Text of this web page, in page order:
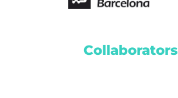
Collaborators